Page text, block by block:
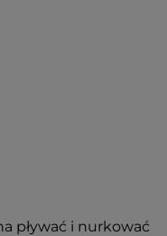
pływać i nurkować